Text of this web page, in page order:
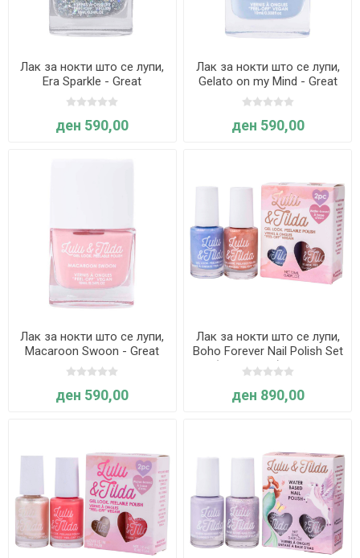
Лак за нокти што се лупи,
Era Sparkle - Great
Pretenders
ден 590,00
Лак за нокти што се лупи,
Gelato on my Mind - Great
Pretenders
ден 590,00
Лак за нокти што се лупи,
Macaroon Swoon - Great
Pretenders
ден 590,00
Лак за нокти што се лупи,
Boho Forever Nail Polish Set
(2 парчиња) - Great
Pretenders
ден 890,00